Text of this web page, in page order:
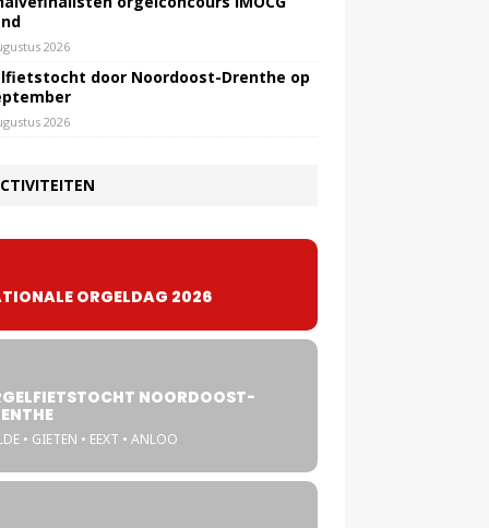
2026
door Noordoost-Drenthe op
2026
ORGELDAG 2026
NOORDOOST-
• GIETEN • EEXT • ANLOO